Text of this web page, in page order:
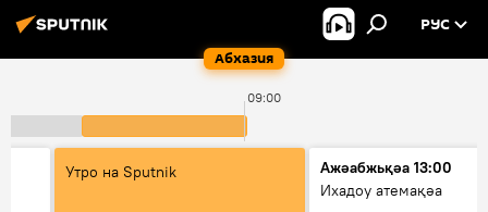
Абхазия
РУС
09:00
Утро на Sputnik
Ажәабжьқәа 13:00
Ихадоу атемақәа